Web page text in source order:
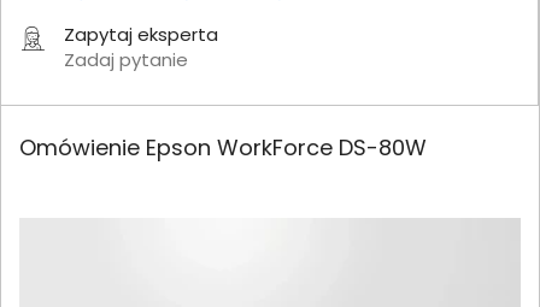
Zapytaj eksperta
Zadaj pytanie
Omówienie Epson WorkForce DS-80W